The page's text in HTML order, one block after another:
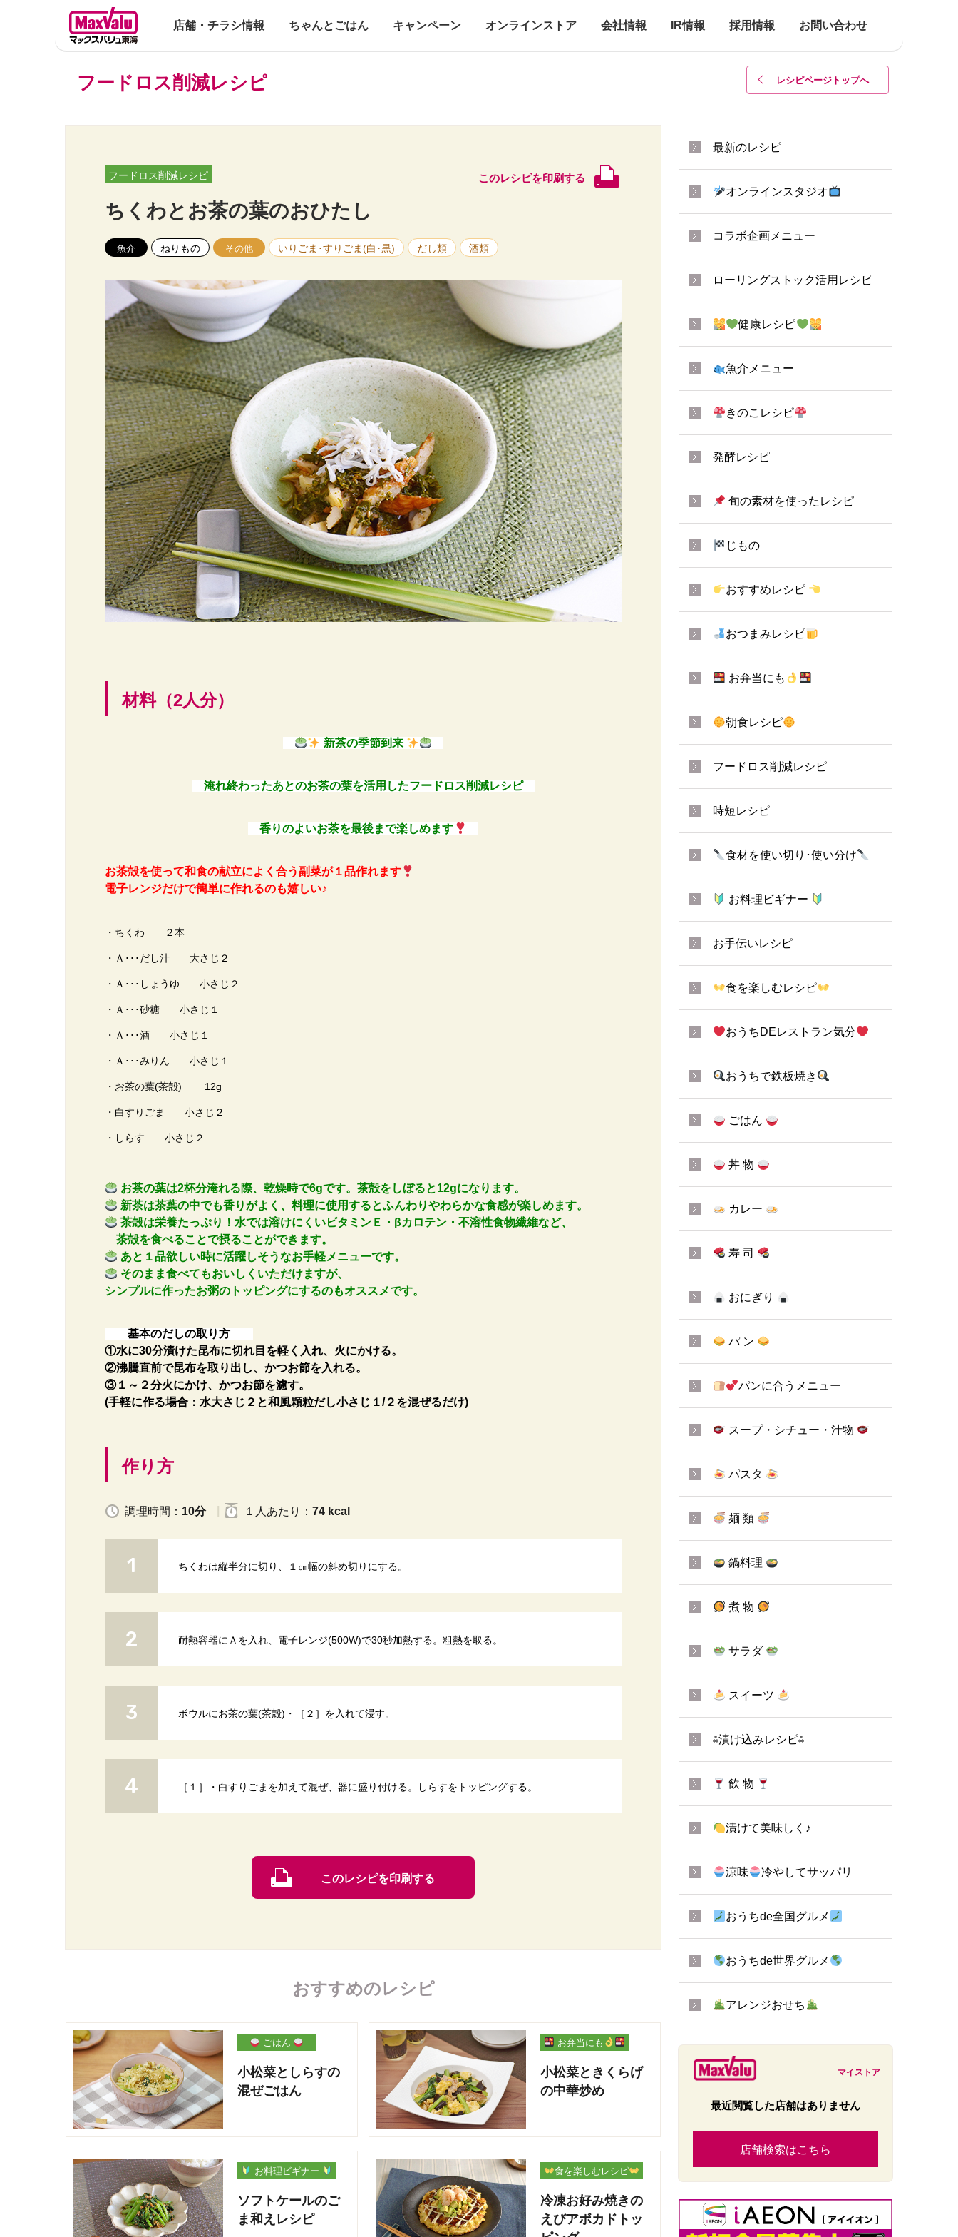
店舗・チラシ情報 ちゃんとごはん キャンペーン オンラインストア 会社情報 IR情報 採用情報 お問い合わせ
レシピページトップへ
フードロス削減レシピ
フードロス削減レシピ このレシピを印刷する
ちくわとお茶の葉のおひたし
魚介 ねりもの その他 いりごま･すりごま(白･黒) だし類 酒類
材料（2人分）
新茶の季節到来
淹れ終わったあとのお茶の葉を活用したフードロス削減レシピ
香りのよいお茶を最後まで楽しめます
お茶殻を使って和食の献立によく合う副菜が１品作れます
電子レンジだけで簡単に作れるのも嬉しい♪
・ちくわ ２本
・Ａ･･･だし汁 大さじ２
・Ａ･･･しょうゆ 小さじ２
・Ａ･･･砂糖 小さじ１
・Ａ･･･酒 小さじ１
・Ａ･･･みりん 小さじ１
・お茶の葉(茶殻) 12g
・白すりごま 小さじ２
・しらす 小さじ２
お茶の葉は2杯分淹れる際、乾燥時で6gです。茶殻をしぼると12gになります。
新茶は茶葉の中でも香りがよく、料理に使用するとふんわりやわらかな食感が楽しめます。
茶殻は栄養たっぷり！水では溶けにくいビタミンＥ・βカロテン・不溶性食物繊維など、
茶殻を食べることで摂ることができます。
あと１品欲しい時に活躍しそうなお手軽メニューです。
そのまま食べてもおいしくいただけますが、
シンプルに作ったお粥のトッピングにするのもオススメです。
基本のだしの取り方
①水に30分漬けた昆布に切れ目を軽く入れ、火にかける。
②沸騰直前で昆布を取り出し、かつお節を入れる。
③１～２分火にかけ、かつお節を濾す。
(手軽に作る場合：水大さじ２と和風顆粒だし小さじ１/２を混ぜるだけ)
作り方
調理時間： 10分 １人 あたり ： 74 kcal
ちくわは縦半分に切り、１㎝幅の斜め切りにする。
耐熱容器にＡを入れ、電子レンジ(500W)で30秒加熱する。粗熱を取る。
ボウルにお茶の葉(茶殻)・［２］を入れて浸す。
［１］・白すりごまを加えて混ぜ、器に盛り付ける。しらすをトッピングする。
このレシピを印刷する
おすすめのレシピ
ごはん
小松菜としらすの
混ぜごはん
お弁当にも
小松菜ときくらげ
の中華炒め
お料理ビギナー
ソフトケールのご
ま和えレシピ
食を楽しむレシピ
冷凍お好み焼きの
えびアボカドトッ
最新のレシピ
オンラインスタジオ
コラボ企画メニュー
ローリングストック活用レシピ
健康レシピ
魚介メニュー
きのこレシピ
発酵レシピ
旬の素材を使ったレシピ
じもの
おすすめレシピ
おつまみレシピ
お弁当にも
朝食レシピ
フードロス削減レシピ
時短レシピ
食材を使い切り･使い分け
お料理ビギナー
お手伝いレシピ
食を楽しむレシピ
おうちDEレストラン気分
おうちで鉄板焼き
ごはん
丼 物
カレー
寿 司
おにぎり
パ ン
パンに合うメニュー
スープ・シチュー・汁物
パスタ
麺 類
鍋料理
煮 物
サラダ
スイーツ
⁂漬け込みレシピ⁂
飲 物
漬けて美味しく♪
涼味 冷やしてサッパリ
おうちde全国グルメ
おうちde世界グルメ
アレンジおせち
マイストア
最近閲覧した店舗はありません
店舗検索はこちら